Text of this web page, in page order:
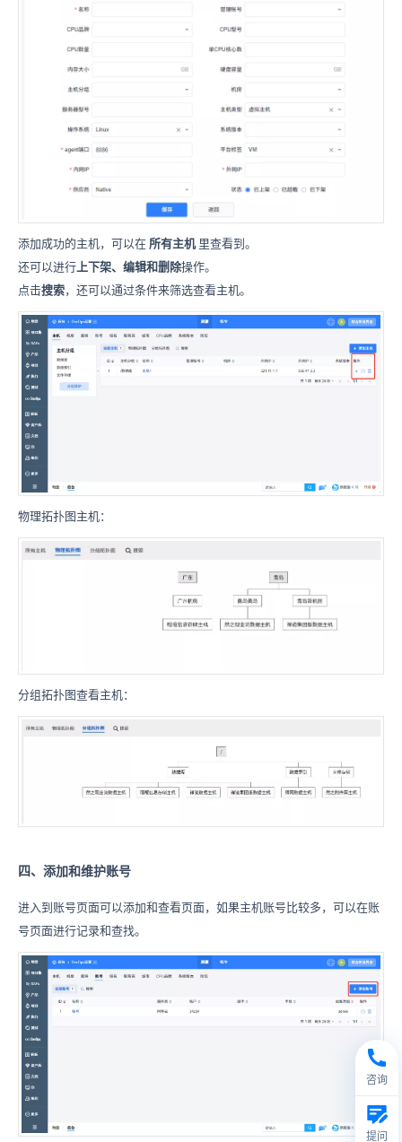
添加成功的主机，可以在 所有主机里查看到。
还可以进行 上下架、编辑和删除操作。
点击搜索，还可以通过条件来筛选查看主机。
物理拓扑图主机：
分组拓扑图查看主机：
四、添加和维护账号
进入到账号页面可以添加和查看页面，如果主机账号比较多，可以在账
号页面进行记录和查找。
咨询
提问